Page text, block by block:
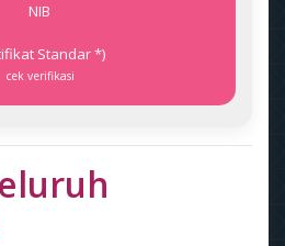
NIB
Standar *)
cek verifikasi